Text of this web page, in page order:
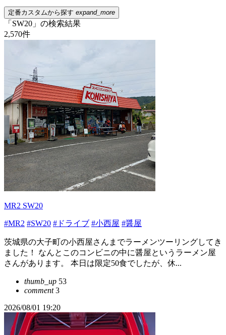
定番カスタムから探す expand_more
「SW20」の検索結果
2,570件
MR2 SW20
#MR2 #SW20 #ドライブ #小西屋 #醤屋
茨城県の大子町の小西屋さんまでラーメンツーリングしてき
ました！ なんとこのコンビニの中に醤屋というラーメン屋
さんがあります。 本日は限定50食でしたが、休...
thumb_up 53
comment3
2026/08/01 19:20